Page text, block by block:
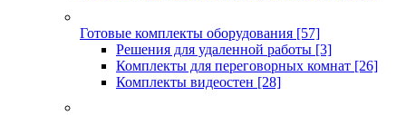
Готовые комплекты оборудования [57]
Решения для удаленной работы [3]
Комплекты для переговорных комнат [26]
Комплекты видеостен [28]